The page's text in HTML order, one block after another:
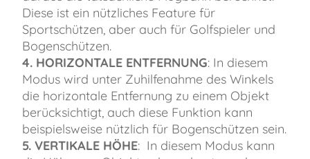
Diese ist ein nützliches Feature für
Sportschützen, aber auch für Golfspieler und
Bogenschützen.
4. HORIZONTALE ENTFERNUNG: In diesem
Modus wird unter Zuhilfenahme des Winkels
die horizontale Entfernung zu einem Objekt
berücksichtigt, auch diese Funktion kann
beispielsweise nützlich für Bogenschützen sein.
5. VERTIKALE HÖHE: In diesem Modus kann